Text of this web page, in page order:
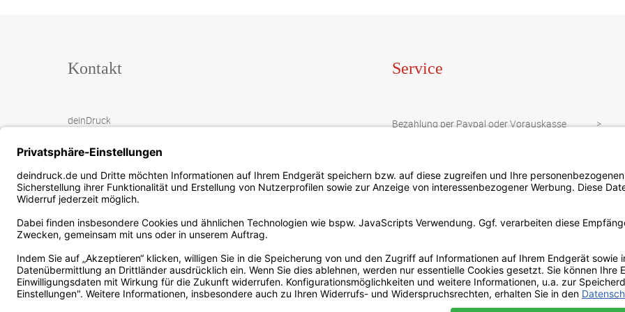
Kontakt
deinDruck
88271 Wilhelmsdorf
+49 (0) 7503 916 9177
mail@deindruck.de
Service
Bezahlung per Paypal oder Vorauskasse
Datenschutzbestimmungen
Widerrufsbelehrung
Impressum
AGB